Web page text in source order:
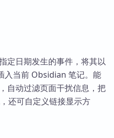
定日期发生的事件，将其以
当前 Obsidian 笔记。能
自动过滤页面干扰信息，把
还可自定义链接显示方